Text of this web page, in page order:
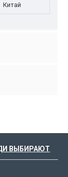
Китай
ВЫБИРАЮТ